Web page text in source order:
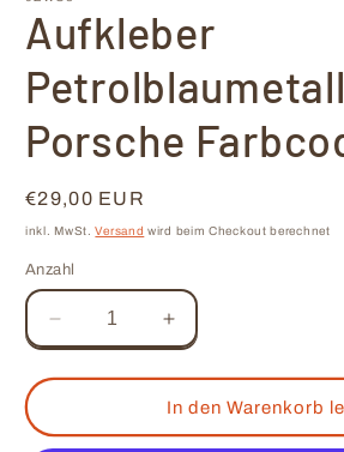
öffnen
Aufkleber
Porsche
Normaler
Preis
€29,00 EUR
inkl. MwSt.Versand wird beim Checkout berechnet
Anzahl
Verringere
die
Menge
Aufkleber
Erhöhe
die
Menge
für
Aufkleber
In den Warenkorb